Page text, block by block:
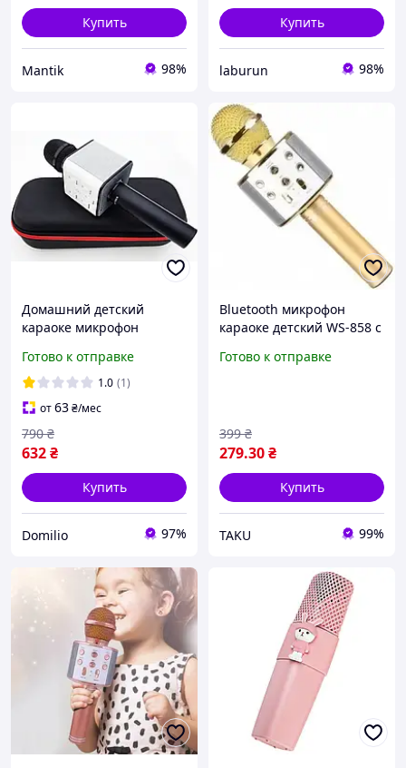
Купить
Mantik 98%
Купить
laburun 98%
Домашний детский
караоке микрофон
караоке для телефона
Микрофон q-7 для детей
Готово к отправке
1.0 (1)
от63₴/мес
632₴
790 ₴
Купить
Domilio 97%
Bluetooth микрофон
караоке детский WS-858 с
светящийся Золотой
Готово к отправке
279.30₴
399 ₴
Купить
TAKU 99%